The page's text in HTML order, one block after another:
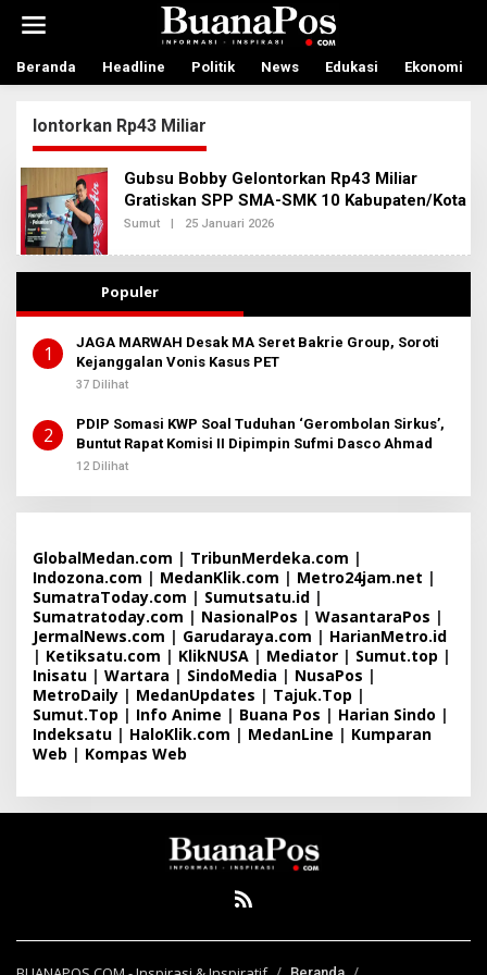
t
Beranda Headline Politik News Edukasi Ekonomi
lontorkan Rp43 Miliar
Gubsu Bobby Gelontorkan Rp43 Miliar
Gratiskan SPP SMA-SMK 10 Kabupaten/Kota
Sumut | 25 Januari 2026
E
H
M
N
B
T
A
Populer
1
JAGA MARWAH Desak MA Seret Bakrie Group, Soroti
Kejanggalan Vonis Kasus PET
37 Dilihat
2
PDIP Somasi KWP Soal Tuduhan ‘Gerombolan Sirkus’,
Buntut Rapat Komisi II Dipimpin Sufmi Dasco Ahmad
12 Dilihat
GlobalMedan.com | TribunMerdeka.com |
Indozona.com | MedanKlik.com | Metro24jam.net |
SumatraToday.com | Sumutsatu.id |
Sumatratoday.com | NasionalPos | WasantaraPos |
JermalNews.com | Garudaraya.com | HarianMetro.id
| Ketiksatu.com | KlikNUSA | Mediator | Sumut.top |
Inisatu | Wartara | SindoMedia | NusaPos |
MetroDaily | MedanUpdates | Tajuk.Top |
Sumut.Top | Info Anime | Buana Pos | Harian Sindo |
Indeksatu | HaloKlik.com | MedanLine | Kumparan
Web | Kompas Web
Beranda